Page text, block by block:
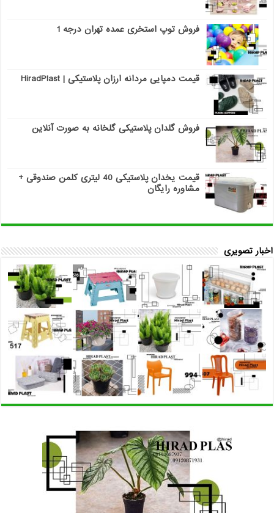
فروش توپ استخری عمده تهران درجه 1
قیمت دمپایی مردانه ارزان پلاستیکی | HiradPlast
فروش گلدان پلاستیکی گلخانه به صورت آنلاین
قیمت یخدان پلاستیکی 40 لیتری کلمن صندوقی +
مشاوره رایگان
اخبار تصویری